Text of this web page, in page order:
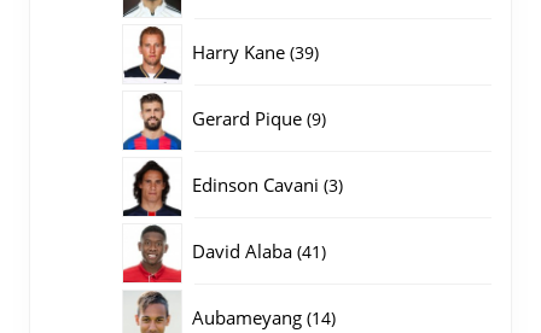
Harry Kane 3939
Gerard Pique 99
Edinson Cavani 33
David Alaba 4141
Aubameyang 1414